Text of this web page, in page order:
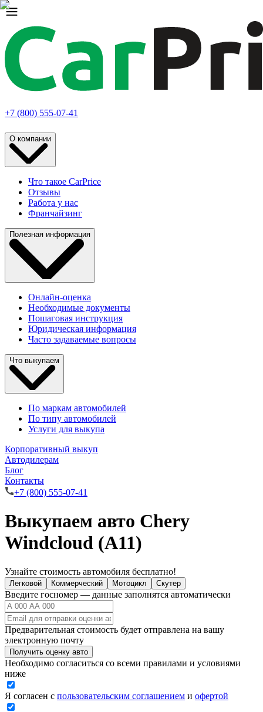
+7 (800) 555-07-41
О компании
Что такое CarPrice
Отзывы
Работа у нас
Франчайзинг
Полезная информация
Онлайн-оценка
Необходимые документы
Пошаговая инструкция
Юридическая информация
Часто задаваемые вопросы
Что выкупаем
По маркам автомобилей
По типу автомобилей
Услуги для выкупа
Корпоративный выкуп
Автодилерам
Блог
Контакты
+7 (800) 555-07-41
Выкупаем авто Chery
Windcloud (A11)
Узнайте стоимость автомобиля бесплатно!
Легковой Коммерческий Мотоцикл Скутер
Введите госномер — данные заполнятся автоматически
Предварительная стоимость будет отправлена на вашу
электронную почту
Получить оценку авто
Необходимо согласиться со всеми правилами и условиями
ниже
Я согласен с пользовательским соглашением и офертой